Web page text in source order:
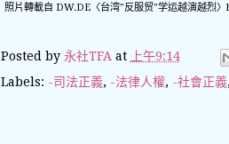
照片轉載自 DW.DE〈台湾"反服贸"学运越演越烈
Posted by 永社TFA at
上午9:14
Labels: -司法正義, -法律人權, -社會正義,